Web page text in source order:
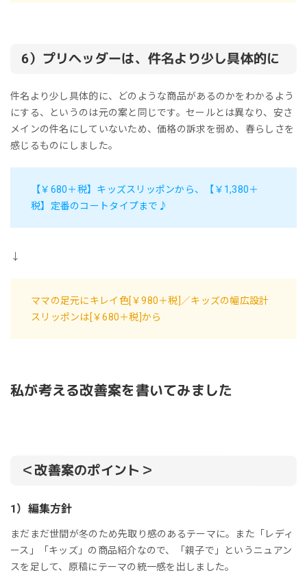
6）プリヘッダーは、件名より少し具体的に
件名より少し具体的に、どのような商品があるのかをわかるよう
にする、というのは元の案と同じです。セールとは異なり、安さ
メインの件名にしていないため、価格の訴求を弱め、春らしさを
感じるものにしました。
【￥680＋税】キッズスリッポンから、【￥1,380＋
税】定番のコートタイプまで♪
↓
ママの足元にキレイ色[￥980＋税]／キッズの幅広設計
スリッポンは[￥680＋税]から
私が考える改善案を書いてみました
＜改善案のポイント＞
1）編集方針
まだまだ世間が冬のため先取り感のあるテーマに。また「レディ
ース」「キッズ」の商品紹介なので、「親子で」というニュアン
スを足して、原稿にテーマの統一感を出しました。